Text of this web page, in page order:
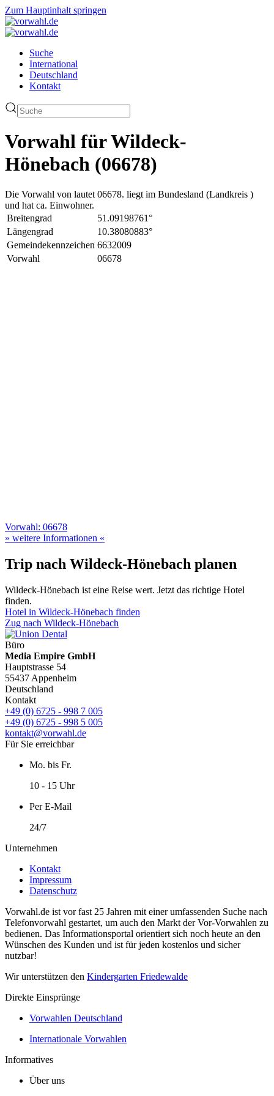
Zum Hauptinhalt springen
Suche
International
Deutschland
Kontakt
Vorwahl für Wildeck-
Hönebach (06678)
Die Vorwahl von lautet 06678. liegt im Bundesland (Landkreis )
und hat ca. Einwohner.
Breitengrad
51.09198761°
Längengrad
10.38080883°
Gemeindekennzeichen 6632009
Vorwahl
06678
Vorwahl: 06678
» weitere Informationen «
Trip nach Wildeck-Hönebach planen
Wildeck-Hönebach ist eine Reise wert. Jetzt das richtige Hotel
finden.
Hotel in Wildeck-Hönebach finden
Zug nach Wildeck-Hönebach
Büro
Media Empire GmbH
Hauptstrasse 54
55437 Appenheim
Deutschland
Kontakt
+49 (0) 6725 - 998 7 005
+49 (0) 6725 - 998 5 005
kontakt@vorwahl.de
Für Sie erreichbar
Mo. bis Fr.
10 - 15 Uhr
Per E-Mail
24/7
Unternehmen
Kontakt
Impressum
Datenschutz
Vorwahl.de ist vor fast 25 Jahren mit einer umfassenden Suche nach
Telefonvorwahl gestartet, um auch den Markt der Vor-Vorwahlen zu
bedienen. Das Informationsportal orientiert sich noch heute an den
Wünschen des Kunden und ist für jeden kostenlos und sicher
nutzbar!
Wir unterstützen den Kindergarten Friedewalde
Direkte Einsprünge
Vorwahlen Deutschland
Internationale Vorwahlen
Informatives
Über uns